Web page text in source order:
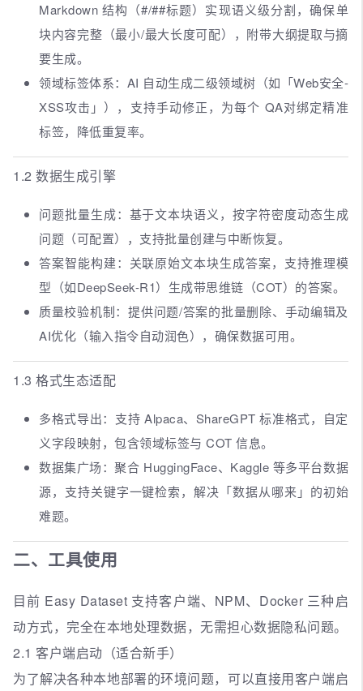
Markdown 结构（#/##标题）实现语义级分割，确保单
块内容完整（最小/最大长度可配），附带大纲提取与摘
要生成。
领域标签体系：AI 自动生成二级领域树（如「Web安全-
XSS攻击」），支持手动修正，为每个 QA对绑定精准
标签，降低重复率。
1.2 数据生成引擎
问题批量生成：基于文本块语义，按字符密度动态生成
问题（可配置），支持批量创建与中断恢复。
答案智能构建：关联原始文本块生成答案，支持推理模
型（如DeepSeek-R1）生成带思维链（COT）的答案。
质量校验机制：提供问题/答案的批量删除、手动编辑及
AI优化（输入指令自动润色），确保数据可用。
1.3 格式生态适配
多格式导出：支持 Alpaca、ShareGPT 标准格式，自定
义字段映射，包含领域标签与 COT 信息。
数据集广场：聚合 HuggingFace、Kaggle 等多平台数据
源，支持关键字一键检索，解决「数据从哪来」的初始
难题。
二、工具使用
目前 Easy Dataset 支持客户端、NPM、Docker 三种启
动方式，完全在本地处理数据，无需担心数据隐私问题。
2.1 客户端启动（适合新手）
为了解决各种本地部署的环境问题，可以直接用客户端启